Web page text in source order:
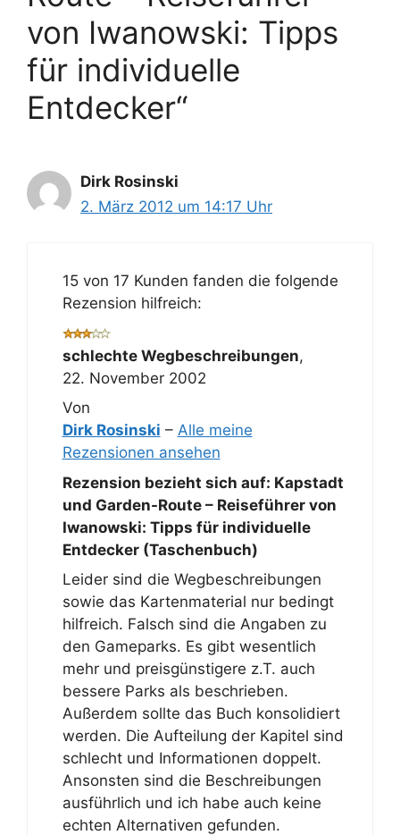
von Iwanowski: Tipps
für individuelle
Entdecker“
Dirk Rosinski
2. März 2012 um 14:17 Uhr
15 von 17 Kunden fanden die folgende
Rezension hilfreich:
schlechte Wegbeschreibungen,
22. November 2002
Von
Dirk Rosinski – Alle meine
Rezensionen ansehen
Rezension bezieht sich auf: Kapstadt
und Garden-Route – Reiseführer von
Iwanowski: Tipps für individuelle
Entdecker (Taschenbuch)
Leider sind die Wegbeschreibungen
sowie das Kartenmaterial nur bedingt
hilfreich. Falsch sind die Angaben zu
den Gameparks. Es gibt wesentlich
mehr und preisgünstigere z.T. auch
bessere Parks als beschrieben.
Außerdem sollte das Buch konsolidiert
werden. Die Aufteilung der Kapitel sind
schlecht und Informationen doppelt.
Ansonsten sind die Beschreibungen
ausführlich und ich habe auch keine
echten Alternativen gefunden.